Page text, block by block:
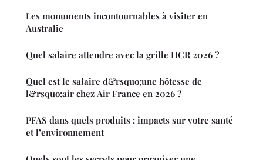
Les monuments incontournables à visiter en
Australie
Quel salaire attendre avec la grille HCR 2026 ?
Quel est le salaire d&rsquo;une hôtesse de
l&rsquo;air chez Air France en 2026 ?
PFAS dans quels produits : impacts sur votre santé
et l’environnement